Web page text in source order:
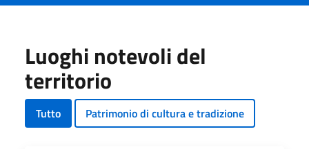
Luoghi notevoli del
territorio
Tutto Patrimonio di cultura e tradizione